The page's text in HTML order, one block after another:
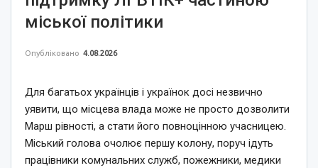
міської політики
Опубліковано 4.08.2026
Для багатьох українців і українок досі незвично
уявити, що місцева влада може не просто дозволити
Марш рівності, а стати його повноцінною учасницею.
Міський голова очолює першу колону, поруч ідуть
працівники комунальних служб, пожежники, медики